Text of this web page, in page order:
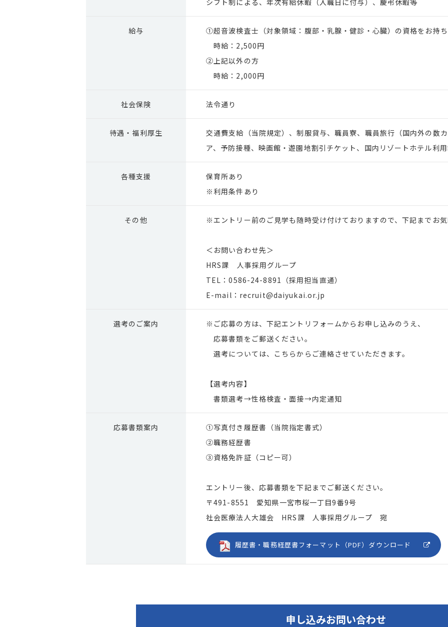
シフト制による、年次有給休暇（入職日に付与）、慶弔休暇等
給与
①超音波検査士（対象領域：腹部・乳腺・健診・心臓）の資格をお持
時給：2,500円
②上記以外の方
時給：2,000円
社会保険 法令通り
待遇・福利厚生
交通費支給（当院規定）、制服貸与、職員寮、職員旅行（国内外の数
ア、予防接種、映画館・遊園地割引チケット、国内リゾートホテル利
各種支援
保育所あり
※利用条件あり
その他 ※エントリー前のご見学も随時受け付けておりますので、下記までお気
＜お問い合わせ先＞
HRS課 人事採用グループ
TEL：0586-24-8891（採用担当直通）
E-mail：recruit@daiyukai.or.jp
選考の ご案内
※ご応募の方は、下記エントリフォームからお申し込みのうえ、
応募書類をご郵送ください。
選考については、こちらからご連絡させていただきます。
【選考内容】
書類選考→性格検査・面接→内定通知
応募書類案内
①写真付き履歴書（当院指定書式）
②職務経歴書
③資格免許証（コピー可）
エントリー後、応募書類を下記までご郵送ください。
〒491-8551 愛知県一宮市桜一丁目9番9号
社会医療法人大雄会 HRS課 人事採用グループ 宛
履歴書・職務経歴書フォーマット（PDF）ダウンロード
申し込みお問い合わせ